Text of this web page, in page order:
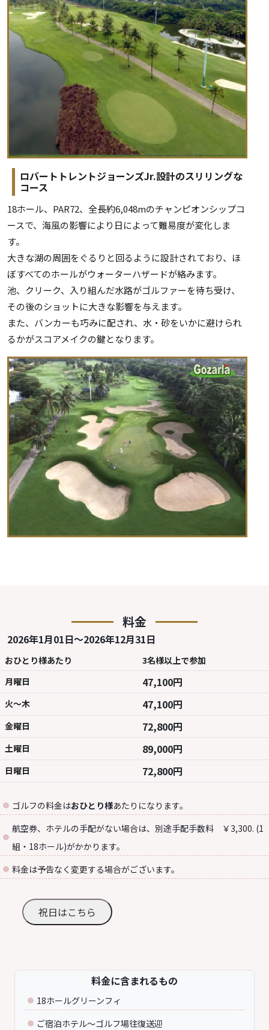
ロバートトレントジョーンズJr.設計のスリリングな
コース
18ホール、PAR72、全長約6,048mのチャンピオンシップコ
ースで、海風の影響により日によって難易度が変化しま
す。
大きな湖の周囲をぐるりと回るように設計されており、ほ
ぼすべてのホールがウォーターハザードが絡みます。
池、クリーク、入り組んだ水路がゴルファーを待ち受け、
その後のショットに大きな影響を与えます。
また、バンカーも巧みに配され、水・砂をいかに避けられ
るかがスコアメイクの鍵となります。
料金
2026年1月01日～2026年12月31日
おひとり様あたり
3名様以上で参加
月曜日
47,100円
火～木 47,100円
金曜日 72,800円
土曜日 89,000円
日曜日 72,800円
ゴルフの料金はおひとり様あたりになります。
航空券、ホテルの手配がない場合は、別途手配手数料 ￥3,300. (1
組・18ホール)がかかります。
料金は予告なく変更する場合がございます。
祝日はこちら
料金に含まれるもの
18ホールグリーンフィ
ご宿泊ホテル～ゴルフ場往復送迎